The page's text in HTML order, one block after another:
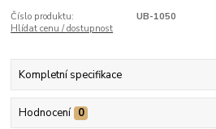
Číslo produktu:
UB-1050
Hlídat cenu / dostupnost
Kompletní specifikace
Hodnocení 0